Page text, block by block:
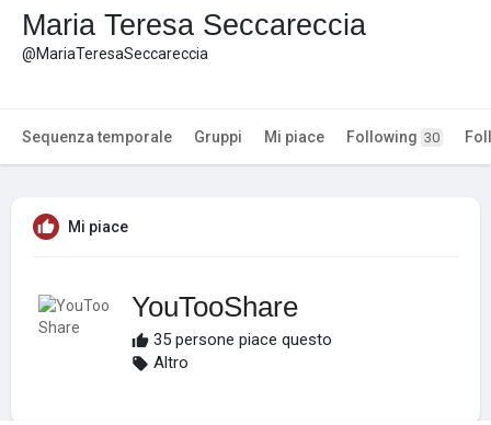
Maria Teresa Seccareccia
@MariaTeresaSeccareccia
Sequenza temporale Gruppi Mi piace Following 30
Mi piace
YouTooShare
35 persone piace questo
Altro